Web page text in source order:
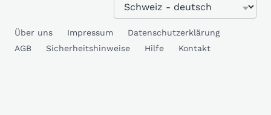
Über uns Impressum
Datenschutzerklärung
AGB
Sicherheitshinweise Hilfe Kontakt